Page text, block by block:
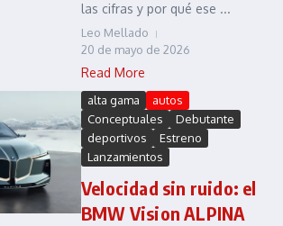
las cifras y por qué ese ...
Leo Mellado
20 de mayo de 2026
Read More
alta gama
autos
Conceptuales
Debutante
deportivos
Estreno
Lanzamientos
Velocidad sin ruido: el
BMW Vision ALPINA